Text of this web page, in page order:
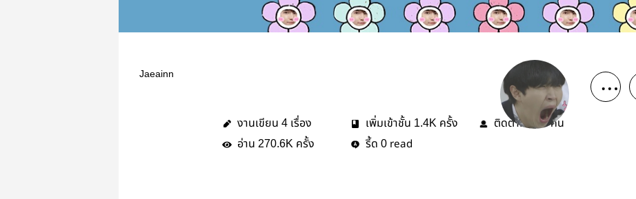
Jaeainn
งานเขียน 4 เรื่อง เพิ่มเข้าชั้น 1.4K ครั้ง ติดตาม 112คน
อ่าน 270.6K ครั้ง รี้ด 0 read